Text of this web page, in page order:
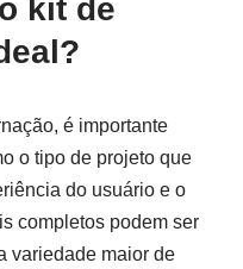
kit de
é importante
o tipo de projeto que
do usuário e o
completos podem ser
variedade maior de